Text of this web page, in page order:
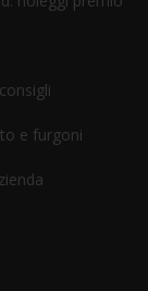
e furgoni